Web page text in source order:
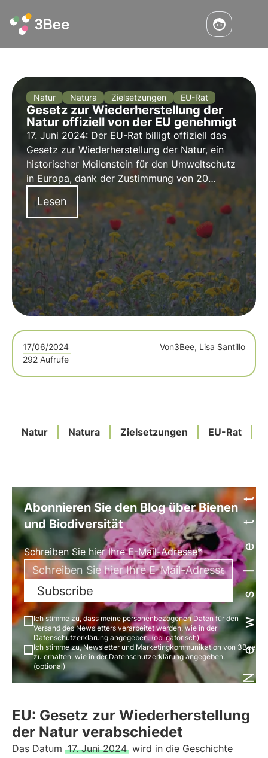
Natur Natura Zielsetzungen EU-Rat
Gesetz zur Wiederherstellung der
Natur offiziell von der EU genehmigt
17. Juni 2024: Der EU-Rat billigt offiziell das
Gesetz zur Wiederherstellung der Natur, ein
historischer Meilenstein für den Umweltschutz
in Europa, dank der Zustimmung von 20
vor? Welche Länder haben gegen das Gesetz
gestimmt? Erfahren Sie mehr in diesem Artikel.
Lesen
17/06/2024 Von3Bee, Lisa Santillo
292 Aufrufe
Natur Natura Zielsetzungen EU-RatNewsletter
Abonnieren Sie den Blog über Bienen
und Biodiversität
Schreiben Sie hier Ihre E-Mail-Adresse*
Subscribe
Ich stimme zu, dass meine personenbezogenen Daten für den
Versand des Newsletters verarbeitet werden, wie in der
Datenschutzerklärung angegeben. (obligatorisch)
Ich stimme zu, Newsletter und Marketingkommunikation von 3Bee
zu erhalten, wie in derDatenschutzerklärungangegeben.
(optional)
EU: Gesetz zur Wiederherstellung
der Natur verabschiedet
Das Datum 17. Juni 2024 wird in die Geschichte